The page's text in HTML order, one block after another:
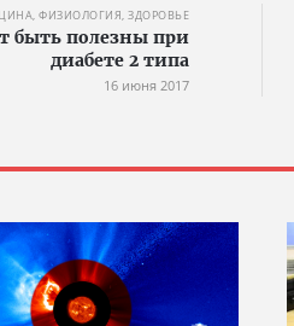
ФИЗИОЛОГИЯ, ЗДОРОВЬЕ
быть полезны при
диабете 2 типа
16 июня 2017